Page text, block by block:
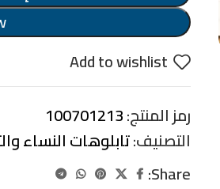
Add to wishlist
رمز المنتج:100701213
التصنيف:تابلوهات النساء
Share: